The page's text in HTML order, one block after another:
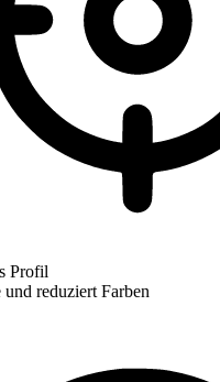
Profil
reduziert Farben